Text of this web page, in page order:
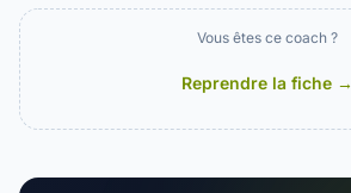
Vous êtes ce coach ?
Reprendre la fiche →